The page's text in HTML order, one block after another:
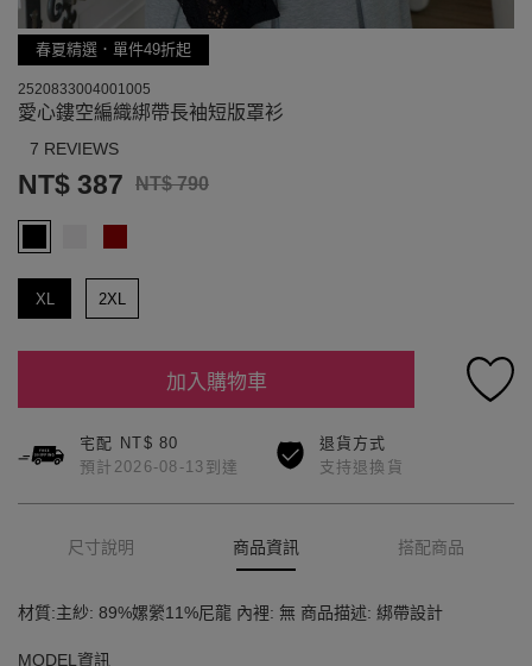
春夏精選．單件49折起
2520833004001005
愛心鏤空編織綁帶長袖短版罩衫
7 REVIEWS
NT$ 387 NT$ 790
XL 2XL
加入購物車
宅配 NT$ 80
預計2026-08-13到達
退貨方式
支持退換貨
尺寸說明 商品資訊 搭配商品
材質:主紗: 89%嫘縈11%尼龍 內裡: 無 商品描述: 綁帶設計
MODEL資訊